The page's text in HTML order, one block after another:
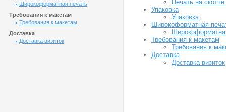
Широкоформатная печать
Требования к макетам
Требования к макетам
Доставка
Доставка визиток
Печать на
Упаковка
Упаковка
Широкоформатная
Требования к макетам
Требования к
Доставка
Доставка визиток